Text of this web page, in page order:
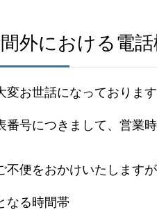
外における電
変お世話になっております
番号につきまして、営業
不便をおかけいたします
なる時間帯